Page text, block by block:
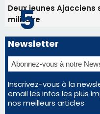
Deux jeunes
militaire
Newsletter
Inscrivez-vous à la
email les infos les plus
nos meilleurs articles